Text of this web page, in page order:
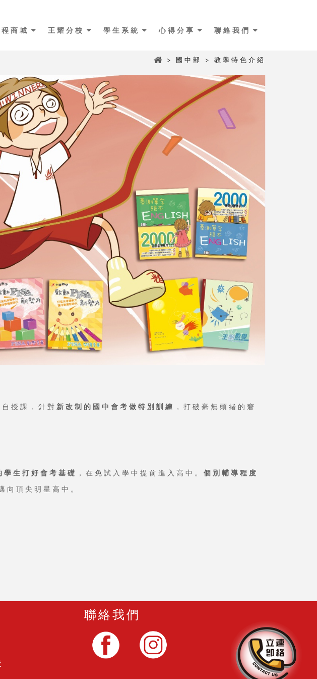
商城 王耀分校 學生系統 心得分享 聯絡我們
> 國中部 > 教學特色介紹
授課，針對 新改制的國中會考做特別訓練
，打破毫無頭緒的窘
學生打好會考基礎 ，在免試入學中提前進入高中。 個別輔導程度
向頂尖明星高中。
聯絡我們